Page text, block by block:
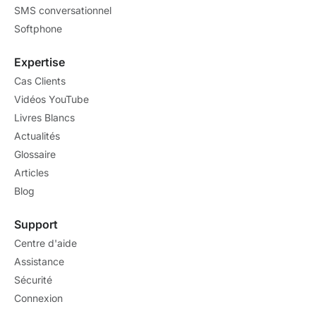
SMS conversationnel
Softphone
Expertise
Cas Clients
Vidéos YouTube
Livres Blancs
Actualités
Glossaire
Articles
Blog
Support
Centre d'aide
Assistance
Sécurité
Connexion